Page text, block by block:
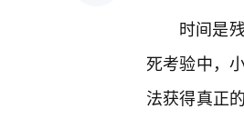
时间是
死考验中，
法获得真正